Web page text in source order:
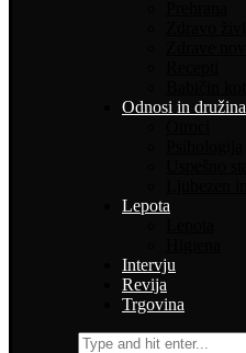
Odnosi in družina
Lepota
Intervju
Revija
Trgovina